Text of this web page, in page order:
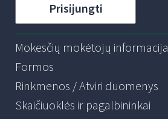
Prisijungti
Mokesčių mokėtojų informacija
Formos
Rinkmenos / Atviri duomenys
Skaičiuoklės ir pagalbininkai